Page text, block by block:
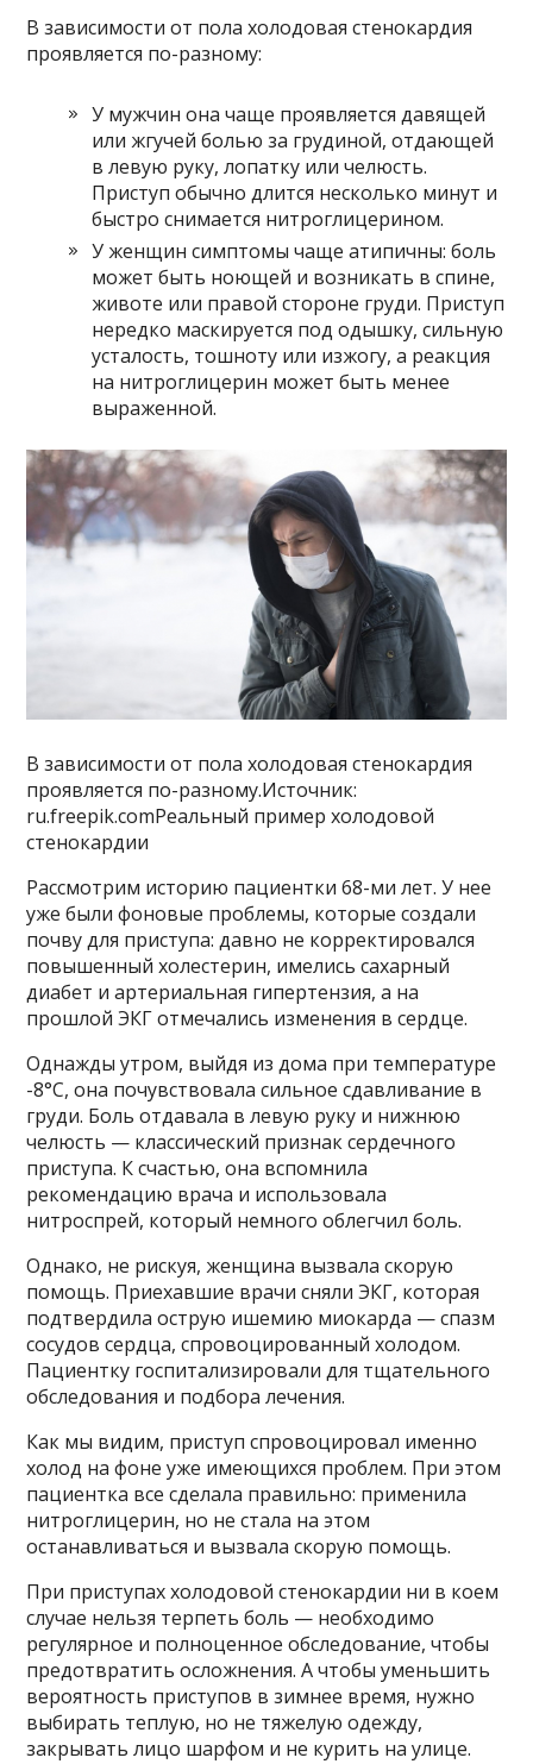
В зависимости от пола холодовая стенокардия
проявляется по-разному:
У мужчин она чаще проявляется давящей
или жгучей болью за грудиной, отдающей
в левую руку, лопатку или челюсть.
Приступ обычно длится несколько минут и
быстро снимается нитроглицерином.
У женщин симптомы чаще атипичны: боль
может быть ноющей и возникать в спине,
животе или правой стороне груди. Приступ
нередко маскируется под одышку, сильную
усталость, тошноту или изжогу, а реакция
на нитроглицерин может быть менее
выраженной.
В зависимости от пола холодовая стенокардия
проявляется по-разному.Источник:
ru.freepik.comРеальный пример холодовой
стенокардии
Рассмотрим историю пациентки 68-ми лет. У нее
уже были фоновые проблемы, которые создали
почву для приступа: давно не корректировался
повышенный холестерин, имелись сахарный
диабет и артериальная гипертензия, а на
прошлой ЭКГ отмечались изменения в сердце.
Однажды утром, выйдя из дома при температуре
-8°C, она почувствовала сильное сдавливание в
груди. Боль отдавала в левую руку и нижнюю
челюсть — классический признак сердечного
приступа. К счастью, она вспомнила
рекомендацию врача и использовала
нитроспрей, который немного облегчил боль.
Однако, не рискуя, женщина вызвала скорую
помощь. Приехавшие врачи сняли ЭКГ, которая
подтвердила острую ишемию миокарда — спазм
сосудов сердца, спровоцированный холодом.
Пациентку госпитализировали для тщательного
обследования и подбора лечения.
Как мы видим, приступ спровоцировал именно
холод на фоне уже имеющихся проблем. При этом
пациентка все сделала правильно: применила
нитроглицерин, но не стала на этом
останавливаться и вызвала скорую помощь.
При приступах холодовой стенокардии ни в коем
случае нельзя терпеть боль — необходимо
регулярное и полноценное обследование, чтобы
предотвратить осложнения. А чтобы уменьшить
вероятность приступов в зимнее время, нужно
выбирать теплую, но не тяжелую одежду,
закрывать лицо шарфом и не курить на улице.